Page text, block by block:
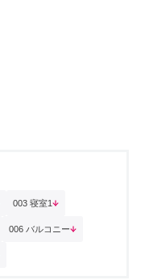
003 寝室1
006 バルコニー